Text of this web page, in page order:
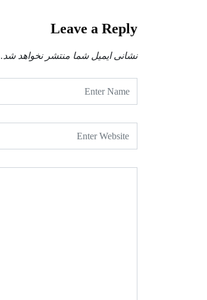
Leave a Reply
نشانی ایمیل شما منتشر نخواهد شد.